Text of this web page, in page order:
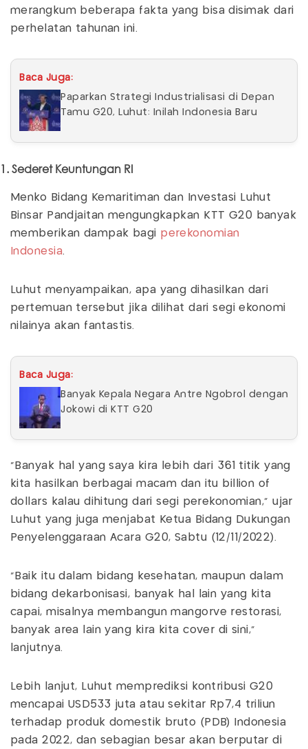
merangkum beberapa fakta yang bisa disimak dari
perhelatan tahunan ini.
Baca Juga:
Paparkan Strategi Industrialisasi di Depan
Tamu G20, Luhut: Inilah Indonesia Baru
1. Sederet Keuntungan RI
Menko Bidang Kemaritiman dan Investasi Luhut
Binsar Pandjaitan mengungkapkan KTT G20 banyak
memberikan dampak bagi perekonomian
Indonesia.
Luhut menyampaikan, apa yang dihasilkan dari
pertemuan tersebut jika dilihat dari segi ekonomi
nilainya akan fantastis.
Baca Juga:
Banyak Kepala Negara Antre Ngobrol dengan
Jokowi di KTT G20
"Banyak hal yang saya kira lebih dari 361 titik yang
kita hasilkan berbagai macam dan itu billion of
dollars kalau dihitung dari segi perekonomian," ujar
Luhut yang juga menjabat Ketua Bidang Dukungan
Penyelenggaraan Acara G20, Sabtu (12/11/2022).
"Baik itu dalam bidang kesehatan, maupun dalam
bidang dekarbonisasi, banyak hal lain yang kita
capai, misalnya membangun mangorve restorasi,
banyak area lain yang kira kita cover di sini,"
lanjutnya.
Lebih lanjut, Luhut memprediksi kontribusi G20
mencapai USD533 juta atau sekitar Rp7,4 triliun
terhadap produk domestik bruto (PDB) Indonesia
pada 2022, dan sebagian besar akan berputar di